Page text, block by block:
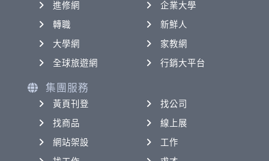
進修網
企業大學
轉職
新鮮人
大學網
家教網
全球旅遊網
行銷大平台
集團服務
黃頁刊登
找公司
找商品
線上展
網站架設
工作